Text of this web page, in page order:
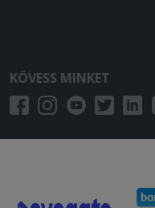
KÖVESS MINKET